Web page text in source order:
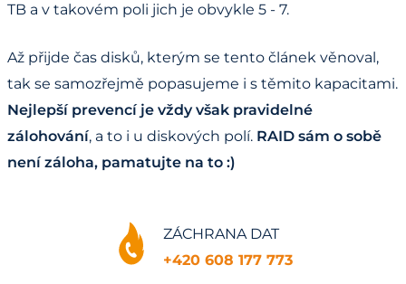
TB a v takovém poli jich je obvykle 5 - 7.
Až přijde čas disků, kterým se tento článek věnoval,
tak se samozřejmě popasujeme i s těmito kapacitami.
Nejlepší prevencí je vždy však pravidelné
zálohování, a to i u diskových polí. RAID sám o sobě
není záloha, pamatujte na to :)
ZÁCHRANA DAT
+420 608 177 773